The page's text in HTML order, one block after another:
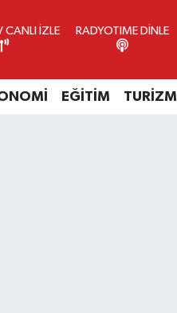
CANLI İZLE RADYOTIME DİNLE
EĞİTİM TURİZM